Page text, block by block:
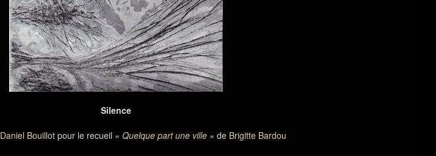
Silence
Daniel Bouillotpour le recueil « Quelque part une ville» de Brigitte Bardou